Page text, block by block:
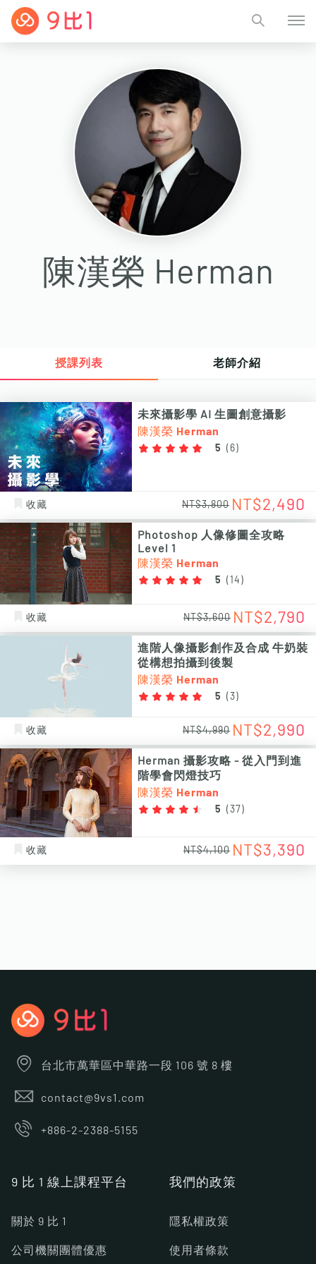
陳漢榮 Herman
授課列表 老師介紹
未來攝影學 AI 生圖創意攝影
陳漢榮 Herman
5 ( 6 )
收藏 NT$3,800 NT$2,490
Photoshop 人像修圖全攻略
Level 1
陳漢榮 Herman
5 ( 14 )
收藏 NT$3,600 NT$2,790
進階人像攝影創作及合成 牛奶裝
從構想拍攝到後製
陳漢榮 Herman
5 ( 3 )
收藏 NT$4,990 NT$2,990
Herman 攝影攻略 - 從入門到進
階學會閃燈技巧
陳漢榮 Herman
5 ( 37 )
收藏 NT$4,100 NT$3,390
台北市萬華區中華路一段 106 號 8 樓
contact@9vs1.com
+886-2-2388-5155
9 比 1 線上課程平台
關於 9 比 1
公司機關團體優惠
我們的政策
隱私權政策
使用者條款